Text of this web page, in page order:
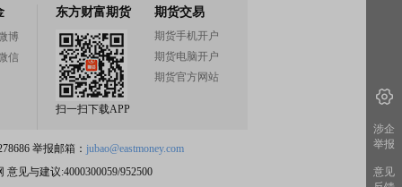
博
信
东方财富期货
扫一扫下载APP
期货交易
期货手机开户
期货电脑开户
期货官方网站
举报邮箱： jubao@eastmoney.com
意见与建议:4000300059/952500
涉企
举报
意见